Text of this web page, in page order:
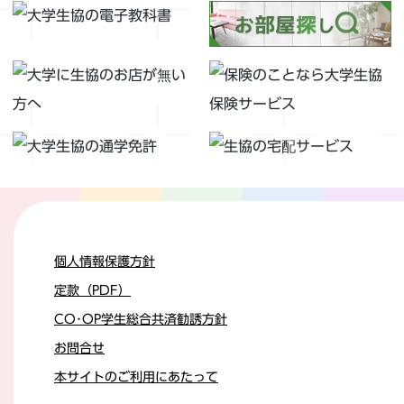
個人情報保護方針
定款（PDF）
CO･OP学生総合共済勧誘方針
お問合せ
本サイトのご利用にあたって